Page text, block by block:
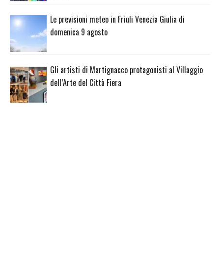
Le previsioni meteo in Friuli Venezia Giulia di
domenica 9 agosto
Gli artisti di Martignacco protagonisti al Villaggio
dell’Arte del Città Fiera